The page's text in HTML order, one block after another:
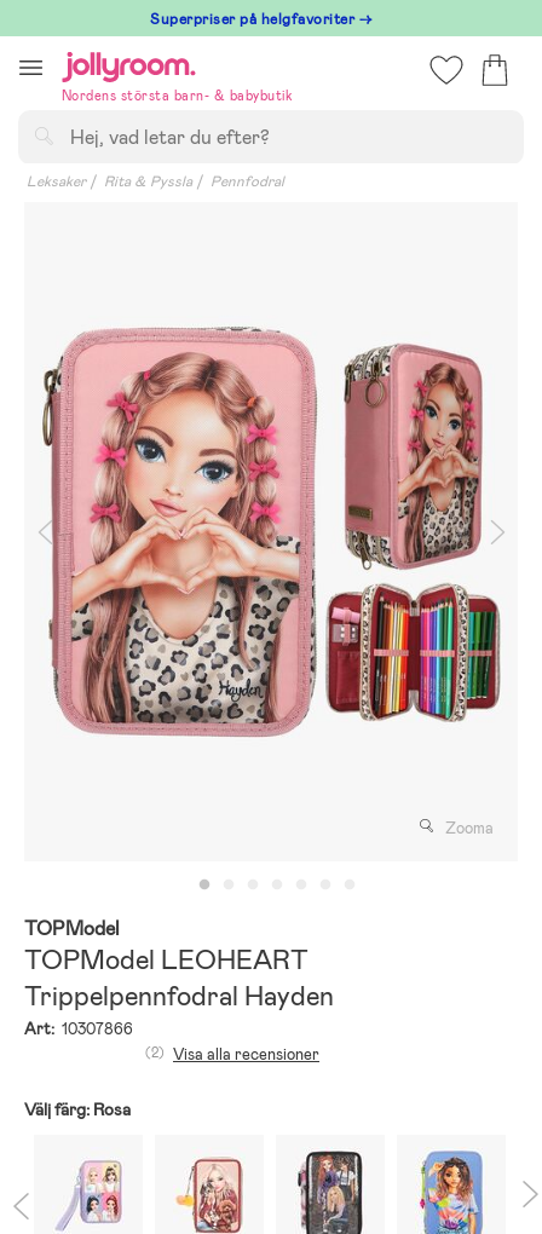
till
innehållet
Superpriser på helgfavoriter →
Nordens största barn- & babybutik
Leksaker Rita & Pyssla Pennfodral
Zooma
TOPModel
TOPModel LEOHEART
Trippelpennfodral Hayden
Art: 10307866
(2) Visa alla recensioner
Välj färg: Rosa